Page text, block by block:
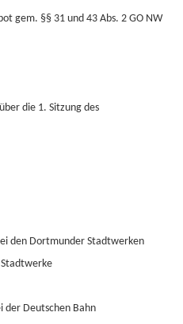
gem. §§ 31 und 43 Abs. 2 GO NW
die 1. Sitzung des
den Dortmunder Stadtwerken
der Deutschen Bahn